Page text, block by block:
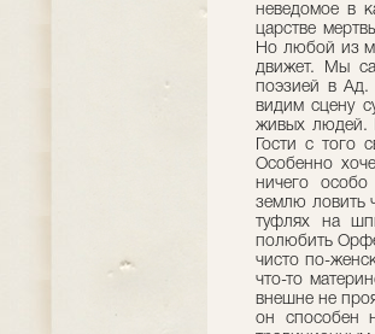
неведомое в
царстве
Но любой из
движет. Мы
поэзией в
видим сцену
живых людей.
Гости с того
Особенно
ничего
землю ловить
туфлях на
полюбить
чисто по-
что-то
внешне не
он способен